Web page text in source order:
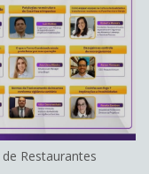
Restaurantes